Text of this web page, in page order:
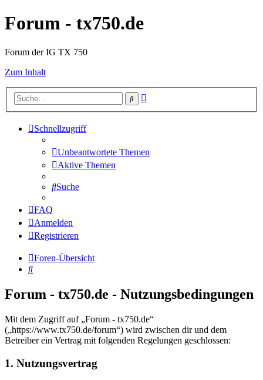
Forum - tx750.de
Forum der IG TX 750
Zum Inhalt
Suche
Schnellzugriff
Unbeantwortete Themen
Aktive Themen
Suche
FAQ
Anmelden
Registrieren
Foren-Übersicht
Suche
Forum - tx750.de - Nutzungsbedingungen
Mit dem Zugriff auf „Forum - tx750.de“
(„https://www.tx750.de/forum“) wird zwischen dir und dem
Betreiber ein Vertrag mit folgenden Regelungen geschlossen:
1. Nutzungsvertrag